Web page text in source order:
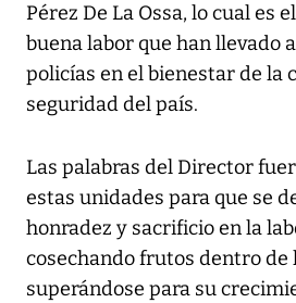
Pérez De La Ossa, lo cual es
buena labor que han llevado
policías en el bienestar de la
seguridad del país.
Las palabras del Director
estas unidades para que se
honradez y sacrificio en la
cosechando frutos dentro
superándose para su